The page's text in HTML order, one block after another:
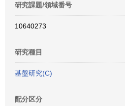
研究課題/領域番号
10640273
研究種目
基盤研究(C)
配分区分